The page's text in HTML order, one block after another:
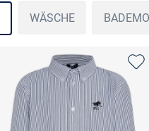
WÄSCHE